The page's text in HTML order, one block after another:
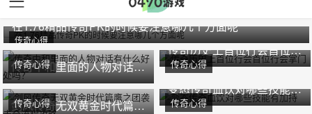
在1.76精品传奇PK的时候要注意哪几个方面呢
传奇心得
传奇中和里面的人物对话有什么好处吗？
传奇心得
传奇历史上首位行会首位行会掌门
传奇心得
剑风传奇无双黄金时代篇鹰之团袭击全流程攻略
传奇心得
变态传奇血饮对哪些技能有加持
传奇心得